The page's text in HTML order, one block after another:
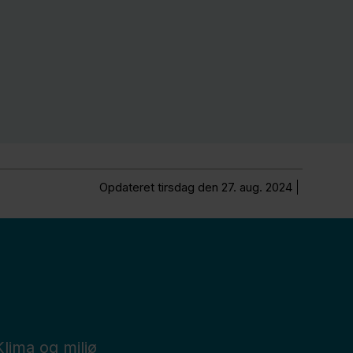
Opdateret tirsdag den 27. aug. 2024
og miljø